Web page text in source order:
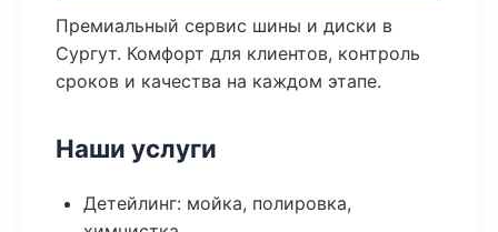
Премиальный сервис шины и диски в
Сургут. Комфорт для клиентов, контроль
сроков и качества на каждом этапе.
Наши услуги
Детейлинг: мойка, полировка,